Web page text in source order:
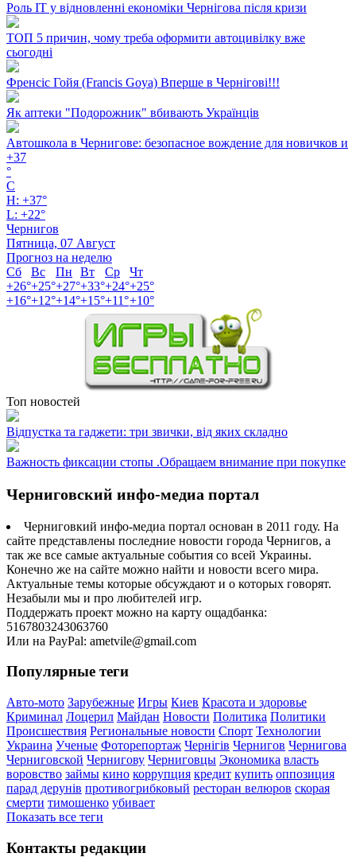
Роль ІТ у відновленні економіки Чернігова після кризи
ТОП 5 причин, чому треба оформити автоцивілку вже
сьогодні
Френсіс Гойя (Francis Goya) Вперше в Чернігові!!!
Як аптеки "Подорожник" вбивають Українців
Автошкола в Чернигове: безопасное вождение для новичков и
+37
°
C
H: +37°
L: +22°
Чернигов
Пятница, 07 Август
Прогноз на неделю
Сб
Вс Пн Вт Ср
Чт
+26°+25°+27°+33°+24°+25°
+16°+12°+14°+15°+11°+10°
Топ новостей
Відпустка та гаджети: три звички, від яких складно
Важность фиксации стопы .Обращаем внимание при покупке
Черниговский инфо-медиа портал
Черниговкий инфо-медиа портал основан в 2011 году. На
сайте представлены последние новости города Чернигов, а
так же все самые актуальные события со всей Украины.
Конечно же на сайте можно найти и новости всего мира.
Актуальные темы которые обсуждают и о которых говорят.
Незабыли мы и про любителей игр.
Поддержать проект можно на карту ощадбанка:
5167803243063760
Или на PayPal: ametvile@gmail.com
Популярные теги
Авто-мото Зарубежные Игры Киев Красота и здоровье
Криминал Лоцерил Майдан Новости Политика Политики
Происшествия Региональные новости Спорт Технологии
Украина Ученые Фоторепортаж Чернігів Чернигов Чернигова
Черниговской Чернигову Черниговцы Экономика власть
воровство займы кино коррупция кредит купить оппозиция
парад дерунів противогрибковый ресторан велюров скорая
смерти тимошенко убивает
Показать все теги
Контакты редакции